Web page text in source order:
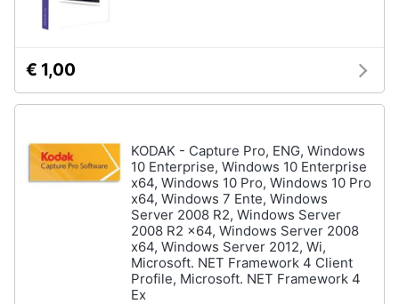
€ 1,00
KODAK - Capture Pro, ENG, Windows
10 Enterprise, Windows 10 Enterprise
x64, Windows 10 Pro, Windows 10 Pro
x64, Windows 7 Ente, Windows
Server 2008 R2, Windows Server
2008 R2 x64, Windows Server 2008
x64, Windows Server 2012, Wi,
Microsoft. NET Framework 4 Client
Profile, Microsoft. NET Framework 4
Ex